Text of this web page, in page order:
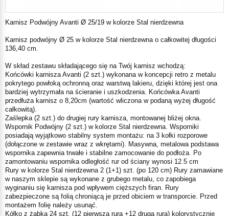
Karnisz Podwójny Avanti Ø 25/19 w kolorze Stal nierdzewna
Karnisz podwójny Ø 25 w kolorze Stal nierdzewna o całkowitej długości
136,40 cm.
W skład zestawu składającego się na Twój karnisz wchodzą:
Końcówki karnisza Avanti (2 szt.) wykonana w koncepcji retro z metalu
pokrytego powłoką ochronną oraz warstwą lakieru, dzięki której jest ona
bardziej wytrzymała na ścieranie i uszkodzenia. Końcówka Avanti
przedłuża karnisz o 8,20cm (wartość wliczona w podaną wyżej długość
całkowitą).
Zaślepka (2 szt.) do drugiej rury karnisza, montowanej bliżej okna.
Wspornik Podwójny (2 szt.) w kolorze Stal nierdzewna. Wsporniki
posiadają wyjątkowo stabilny system montażu: na 3 kołki rozporowe
(dołączone w zestawie wraz z wkrętami). Masywna, metalowa podstawa
wspornika zapewnia trwałe i stabilne zamocowanie do podłoża. Po
zamontowaniu wspornika odległość rur od ściany wynosi 12.5 cm
Rury w kolorze Stal nierdzewna 2 (1+1) szt. (po 120 cm) Rury zamawiane
w naszym sklepie są wykonane z grubego metalu, co zapobiega
wyginaniu się karnisza pod wpływem cięższych firan. Rury
zabezpieczone są folią chroniącą je przed obiciem w transporcie. Przed
montażem folię należy usunąć.
Kółko z żabką 24 szt. (12 pierwsza rura +12 druga rura) kolorystycznie